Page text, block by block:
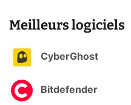
Meilleurs logiciels
CyberGhost
Bitdefender